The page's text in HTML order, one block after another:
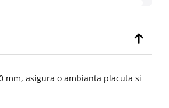
mm, asigura o ambianta placuta si